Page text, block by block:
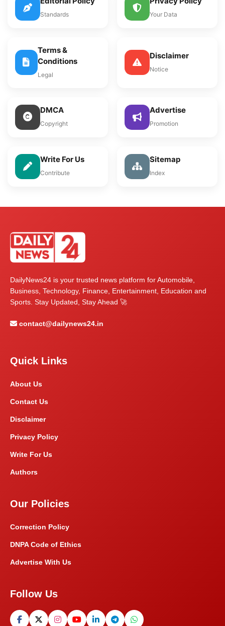
Standards Your Data
Terms &
Conditions
Legal
Disclaimer
Notice
DMCA
Copyright
Advertise
Promotion
Write For Us
Contribute
Sitemap
Index
DailyNews24 is your trusted news platform for Automobile,
Business, Technology, Finance, Entertainment, Education and
Sports. Stay Updated, Stay Ahead 🚀
contact@dailynews24.in
Quick Links
About Us
Contact Us
Disclaimer
Privacy Policy
Write For Us
Authors
Our Policies
Correction Policy
DNPA Code of Ethics
Advertise With Us
Follow Us